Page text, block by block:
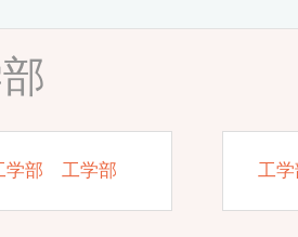
学部 工学部 工